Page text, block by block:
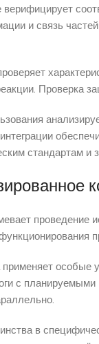
и связь
Проверка
стандартам
с
в